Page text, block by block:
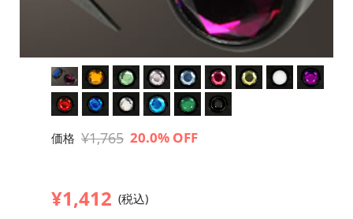
価格 ¥1,765 20.0% OFF
¥1,412 (税込)